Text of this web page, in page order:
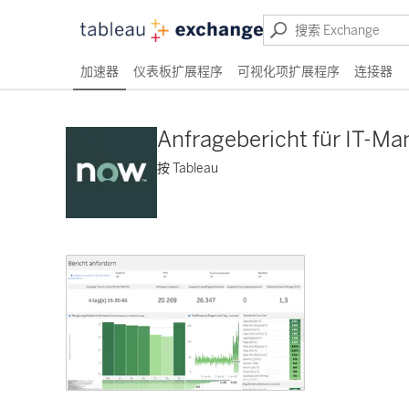
加速器 仪表板扩展程序 可视化项扩展程序 连接器
Anfragebericht für IT-
按 Tableau